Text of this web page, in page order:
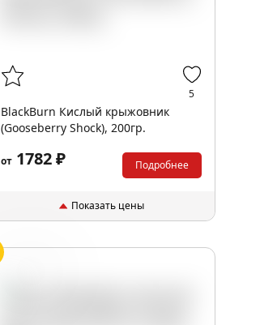
5
BlackBurn Кислый крыжовник
(Gooseberry Shock), 200гр.
от1782 ₽ Подробнее
Показать цены